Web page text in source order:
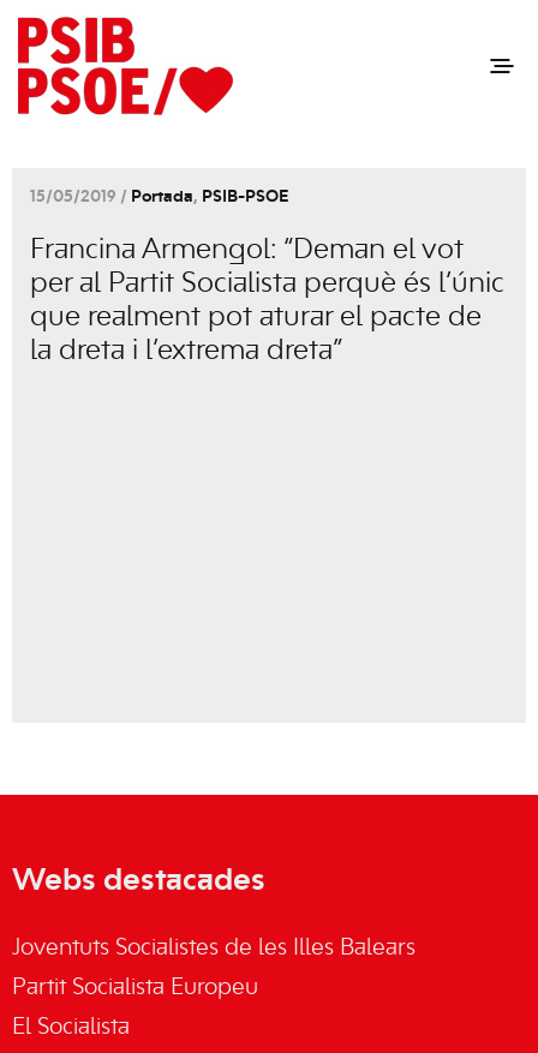
15/05/2019 / Portada, PSIB-PSOE
Francina Armengol: “Deman el vot
per al Partit Socialista perquè és l’únic
que realment pot aturar el pacte de
la dreta i l’extrema dreta”
Webs destacades
Joventuts Socialistes de les Illes Balears
Partit Socialista Europeu
El Socialista